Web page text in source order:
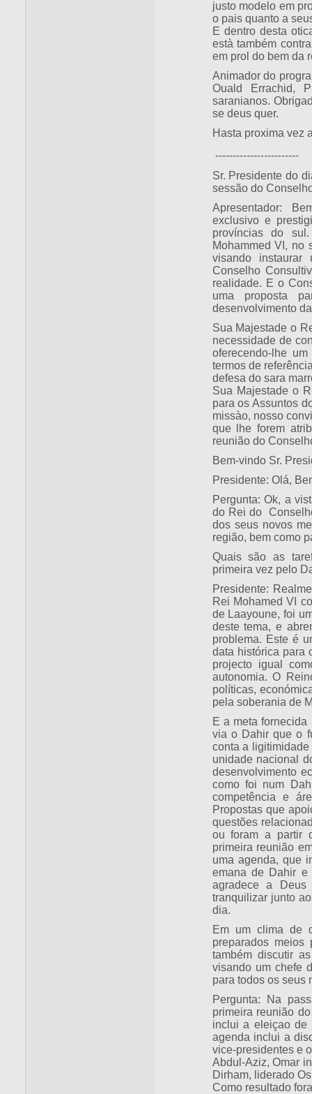
justo modelo em
o pais quanto a
E dentro desta
està também
em prol do bem da
Animador do
Ouald Errachid,
saranianos.
se deus quer.
Hasta proxima vez
------------------------
Sr. Presidente do
sessão do
Apresentador:
exclusivo e
províncias do
Mohammed VI, no
visando
Conselho
realidade. E o
uma proposta
desenvolvimento
Sua Majestade o
necessidade de
oferecendo-lhe
termos de
defesa do sara
Sua Majestade o
para os Assuntos
missào, nosso
que lhe forem
reunião do
Bem-vindo Sr.
Presidente: Olá,
Pergunta: Ok, a
do Rei do
dos seus novos
região, bem como
Quais são as
primeira vez pelo
Presidente:
Rei Mohamed VI
de Laayoune, foi
deste tema, e
problema. Este é
data histórica para
projecto igual
autonomia. O
políticas,
pela soberania de
E a meta
via o Dahir que o
conta a
unidade nacional
desenvolvimento
como foi num
competência e
Propostas que
questões
ou foram a partir
primeira reunião
uma agenda, que
emana de Dahir e
agradece a
tranquilizar junto
dia.
Em um clima de
preparados
também discutir
visando um chefe
para todos os seus
Pergunta: Na
primeira reunião
inclui a eleiçao de
agenda inclui a
vice-presidentes e
Abdul-Aziz, Omar
Dirham, liderado
Como resultado